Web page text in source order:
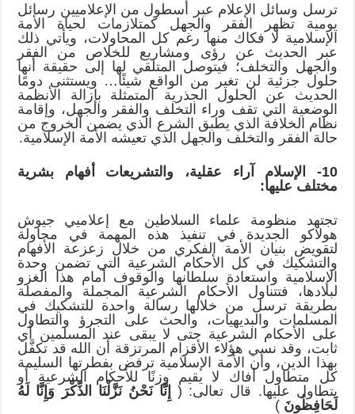
ترسل وسائل الإعلام عبر أسطول من الإعلاميين رسائل
يومية تظهر الفقر والجهل كمتلازمات لحياة الأمة
الإسلامية لا فكاك منها رغم كل المحاولات، ويأتي ذلك
عبر الحديث عن رؤى ومشاريع للخلاص من الفقر
والجهل والتخلف؛ فيتوصل المتلقي لها إلى حقيقة أنها
حلول جزئية لن تغير من الواقع شيئًا… ويستثنى دومًا
الحديث عن الحلول الجذرية المتمثلة بإزالة الأنظمة
الوضعية التي تقف وراء التخلف والفقر والجهل، وإقامة
نظام الخلافة الذي يطبق الشرع الذي يضمن الخروج من
حالة الفقر والتخلف والجهل الذي تعيشه الأمة الإسلامية.
10- الإسلام آراء عقلية، والتشريعات أفهام بشرية
مختلف عليها:
تجتهد منظومة علماء السلاطين مع إعلاميي جيوش
هولاكو الجديدة في تنفيذ هذه المهمة في محاولة
لتقويض بنيان الأمة الفكري من خلال زعزعة الأفهام
والتشكيك في كل الأحكام الشرعية التي تضمن وحدة
الإسلامية واستعادة سلطانها والوقوف أمام هذا الغزو
لبلادها، فتتناول الأحكام الشرعية المجملة والمفصلة
بطريقة ترسل من خلالها رسالة واحدة للتشكيك في
المسلمات والبديهيات، والحث على التجرؤ والتطاول
على الأحكام الشرعية حتى لا يبقى عند المسلمين أي
ثابت، وقد نسي هؤلاء الأقزام المرتزقة أن الله قد تكفَّل
بهذا الدين، وأن الأمة الإسلامية ترفض بفطرتها السليمة
كل متطاول أفاك لا يقيم وزنًا للأحكام الشرعية أو
يتطاول عليها. قال تعالى: (إِنَّا نَحْنُ نَزَّلْنَا الذِّكْرَ وَإِنَّا لَهُ
لَحَافِظُونَ )